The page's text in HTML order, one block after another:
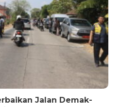
Jalan Demak-